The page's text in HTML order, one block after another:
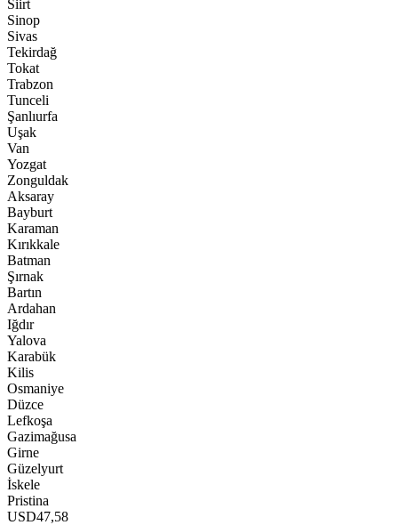
Siirt
Sinop
Sivas
Tekirdağ
Tokat
Trabzon
Tunceli
Şanlıurfa
Uşak
Van
Yozgat
Zonguldak
Aksaray
Bayburt
Karaman
Kırıkkale
Batman
Şırnak
Bartın
Ardahan
Iğdır
Yalova
Karabük
Kilis
Osmaniye
Düzce
Lefkoşa
Gazimağusa
Girne
Güzelyurt
İskele
Pristina
USD47,58